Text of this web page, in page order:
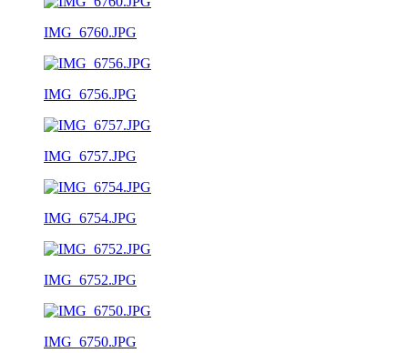
IMG_6760.JPG
IMG_6756.JPG
IMG_6757.JPG
IMG_6754.JPG
IMG_6752.JPG
IMG_6750.JPG